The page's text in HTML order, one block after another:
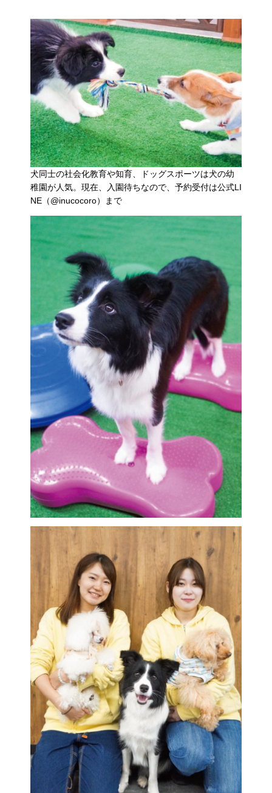
犬同士の社会化教育や知育、ドッグスポーツは犬の幼
稚園が人気。現在、入園待ちなので、予約受付は公式LI
NE（@inucocoro）まで